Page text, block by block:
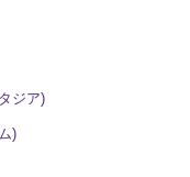
ジア)
)